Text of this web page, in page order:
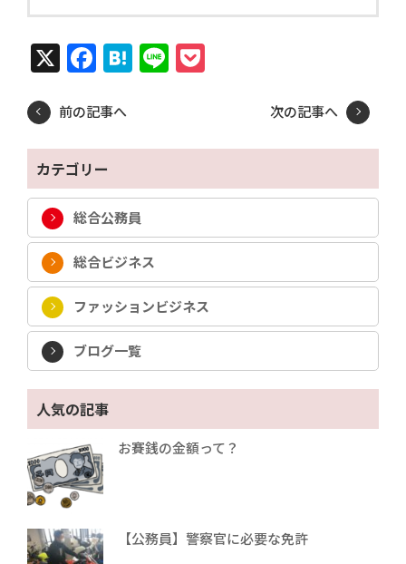
X Facebook
Hatena
Line
前の記事へ 次の記事へ
カテゴリー
総合公務員
総合ビジネス
ファッションビジネス
ブログ一覧
人気の記事
お賽銭の金額って？
【公務員】警察官に必要な免許